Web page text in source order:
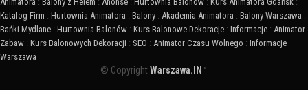
Katalog Firm : Hurtownia Animatora : Balony : Akademia Animatora : Balony Warszawa :
Bańki Mydlane : Hurtownia Balonów : Kurs Balonowe Dekoracje : Informacje : Animator
Zabaw : Kurs Balonowych Dekoracji : SEO : Animator Czasu Wolnego : Informacje
Warszawa
© CopyrightWarszawa.IN ™